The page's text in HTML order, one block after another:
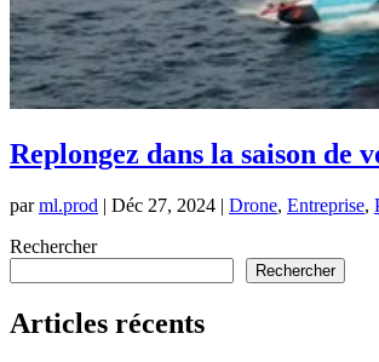
Replongez dans la saison de
parml.prod | Déc 27, 2024 | Drone, Entreprise,
Rechercher
Rechercher
Articles récents